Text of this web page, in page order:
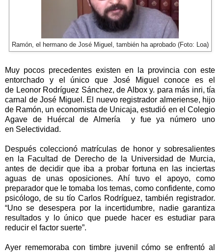
Ramón, el hermano de José Miguel, también ha aprobado (Foto: Loa)
Muy pocos precedentes existen en la provincia con este
entorchado y el único que José Miguel conoce es el
de Leonor Rodríguez Sánchez, de Alboxy. para más inri, tía
carnal de José Miguel. El nuevo registrador almeriense, hijo
de Ramón, un economista de Unicaja,estudió en elColegio
Agave de Huércal de Almería y fue ya número uno
en Selectividad.
Después coleccionó matrículas de honor y sobresalientes
en la Facultad de Derecho de la Universidad de Murcia,
antes de decidir que iba a probar fortuna en las inciertas
aguas de unas oposiciones. Ahí tuvo el apoyo, como
preparador que le tomaba los temas, como confidente, como
psicólogo, de su tío Carlos Rodríguez, también registrador.
“Uno se desespera por la incertidumbre, nadie garantiza
resultados y lo único que puede hacer es estudiar para
reducir el factor suerte”.
Ayer rememoraba con timbre juvenil cómo se enfrentó al